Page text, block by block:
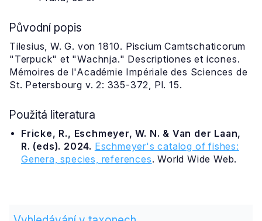
Původní popis
Tilesius, W. G. von 1810. Piscium Camtschaticorum
"Terpuck" et "Wachnja." Descriptiones et icones.
Mémoires de l'Académie Impériale des Sciences de
St. Petersbourg v. 2: 335-372, Pl. 15.
Použitá literatura
Fricke, R., Eschmeyer, W. N. & Van der Laan,
R. (eds). 2024. Eschmeyer's catalog of fishes:
Genera, species, references. World Wide Web.